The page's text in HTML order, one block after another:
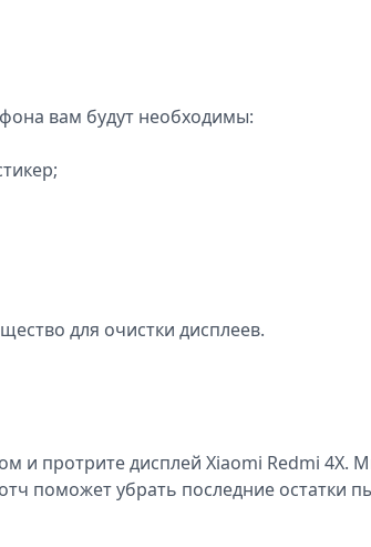
вам будут необходимы:
для очистки дисплеев.
и протрите дисплей Xiaomi Redmi 4X.
поможет убрать последние остатки